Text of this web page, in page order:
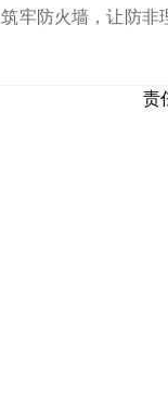
牢防火墙，让防非
责